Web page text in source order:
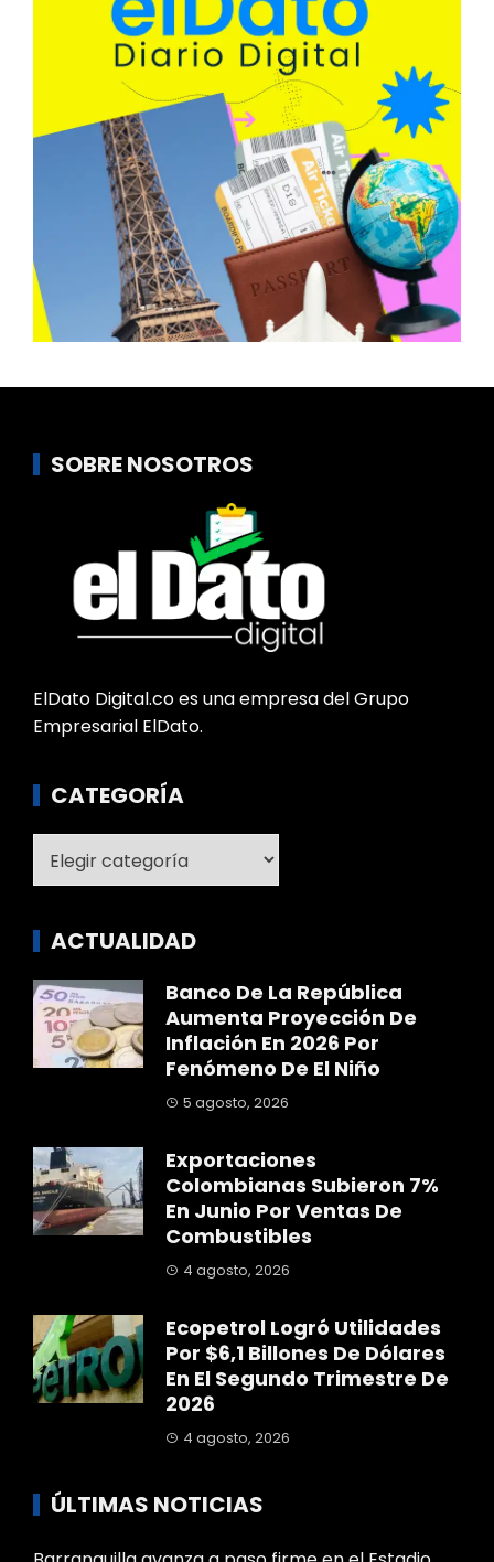
SOBRE NOSOTROS
ElDato Digital.co es una empresa del Grupo
Empresarial ElDato.
CATEGORÍA
ACTUALIDAD
Banco De La República
Aumenta Proyección De
Inflación En 2026 Por
Fenómeno De El Niño
5 agosto, 2026
Exportaciones
Colombianas Subieron 7%
En Junio Por Ventas De
Combustibles
4 agosto, 2026
Ecopetrol Logró Utilidades
Por $6,1 Billones De Dólares
En El Segundo Trimestre De
2026
4 agosto, 2026
ÚLTIMAS NOTICIAS